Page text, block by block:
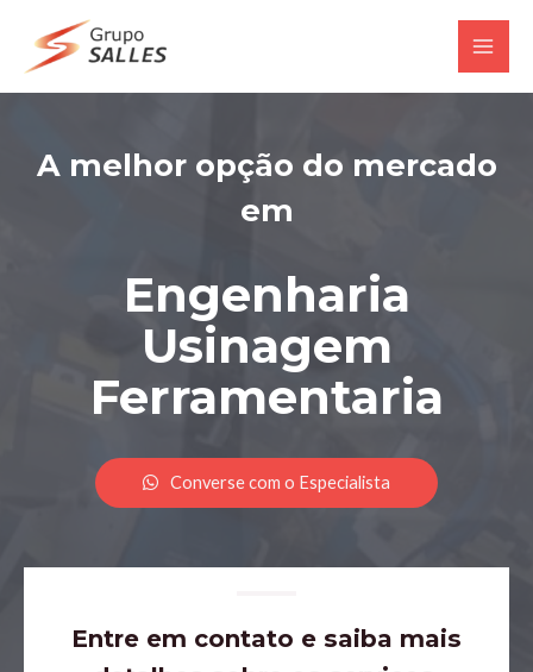
A melhor opção do mercado
em
Engenharia
Usinagem
Ferramentaria
Converse com o Especialista
Entre em contato e saiba mais